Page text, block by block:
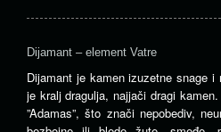
Dijamant – element Vatre
Dijamant je kamen izuzetne snage i
je kralj dragulja, najjači dragi
”Adamas”, što znači nepobediv,